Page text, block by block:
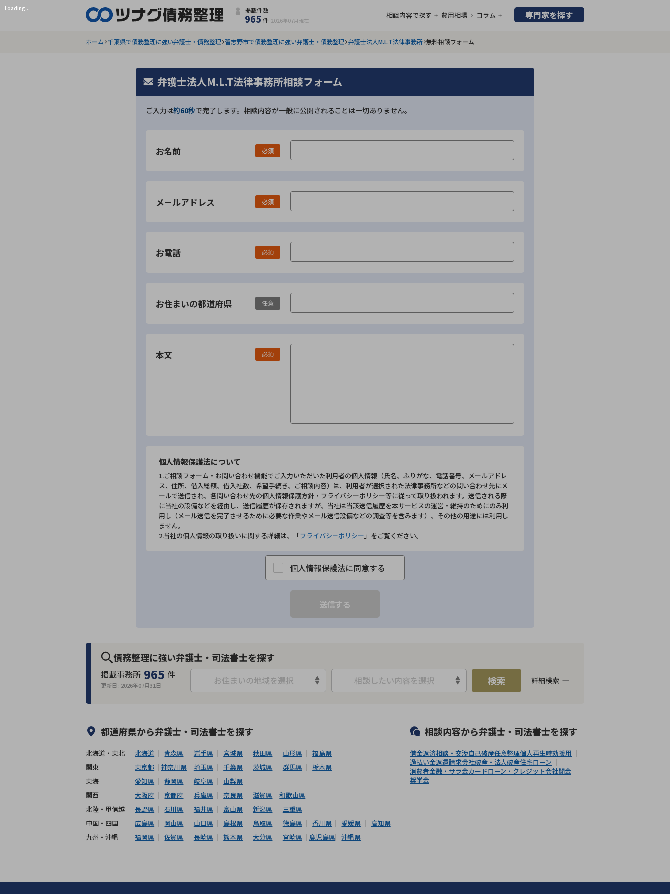
掲載件数
965 件 2026年07月 現在
相談内容で探す 費用相場 コラム 専門家を探す
ホーム 千葉県で債務整理に強い弁護士・債務整理 習志野市で債務整理に強い弁護士・債務整理 弁護士法人M.L.T法律事務所 無料相談フォーム
弁護士法人M.L.T法律事務所相談フォーム
ご入力は約60秒で完了します。相談内容が一般に公開されることは一切ありません。
お名前 必須
メールアドレス 必須
お電話 必須
お住まいの都道府県 任意
本文 必須
個人情報保護法について
1.ご相談フォーム・お問い合わせ機能でご入力いただいた利用者の個人情報（氏名、ふりがな、電話番号、メールアドレ
ス、住所、借入総額、借入社数、希望手続き、ご相談内容）は、利用者が選択された法律事務所などの問い合わせ先にメ
ールで送信され、各問い合わせ先の個人情報保護方針・プライバシーポリシー等に従って取り扱われます。送信される際
に当社の設備などを経由し、送信履歴が保存されますが、当社は当該送信履歴を本サービスの運営・維持のためにのみ利
用し（メール送信を完了させるために必要な作業やメール送信設備などの調査等を含みます）、その他の用途には利用し
ません。
2.当社の個人情報の取り扱いに関する詳細は、「プライバシーポリシー 」をご覧ください。
個人情報保護法に同意する
Loading...
債務整理に強い弁護士・司法書士を探す
掲載事務所 965 件
更新日 : 2026年07月31日 お住まいの地域を選択 相談したい内容を選択 検索 詳細検索
都道府県から弁護士・司法書士を探す
北海道・東北 北海道 青森県 岩手県 宮城県 秋田県 山形県
福島県
関東
東京都 神奈川県 埼玉県 千葉県 茨城県 群馬県
栃木県
東海
愛知県 静岡県 岐阜県
山梨県
関西
大阪府 京都府 兵庫県 奈良県 滋賀県
和歌山県
北陸・甲信越
長野県 石川県 福井県 富山県 新潟県
三重県
中国・四国
広島県 岡山県 山口県 島根県 鳥取県 徳島県 香川県 愛媛県
高知県
九州・沖縄
福岡県 佐賀県 長崎県 熊本県 大分県 宮崎県 鹿児島県 沖縄県
相談内容から弁護士・司法書士を探す
借金返済相談・交渉自己破産任意整理個人再生時効援用
過払い金返還請求会社破産・法人破産住宅ローン
消費者金融・サラ金カードローン・クレジット会社闇金
奨学金